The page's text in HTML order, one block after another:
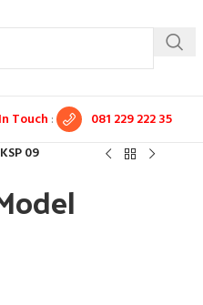
Touch : 081 229 222 35
09